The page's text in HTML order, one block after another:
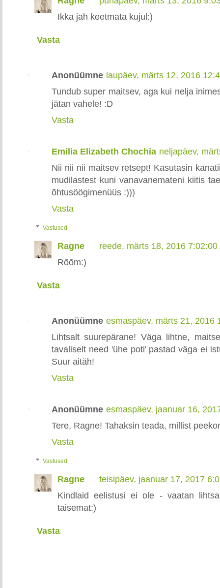
Ikka jah keetmata kujul:)
Vasta
Anonüümne laupäev, märts 12, 2016
Tundub super maitsev, aga kui nelja
jätan vahele! :D
Vasta
Emilia Elizabeth Chochia neljapäev,
Nii nii nii maitsev retsept! Kasutasin
mudilastest kuni vanavanemateni kiitis
õhtusöögimenüüs :)))
Vasta
Vastused
Ragne
reede, märts 18, 2016 7:02:00
Rõõm:)
Vasta
Anonüümne esmaspäev, märts 21, 2016
Lihtsalt suurepärane! Väga lihtne,
tavaliselt need 'ühe poti' pastad väga ei
Suur aitäh!
Vasta
Anonüümne esmaspäev, jaanuar 16,
Tere, Ragne! Tahaksin teada, millist
Vasta
Vastused
Ragne
teisipäev, jaanuar 17, 2017
Kindlaid eelistusi ei ole - vaatan
taisemat:)
Vasta